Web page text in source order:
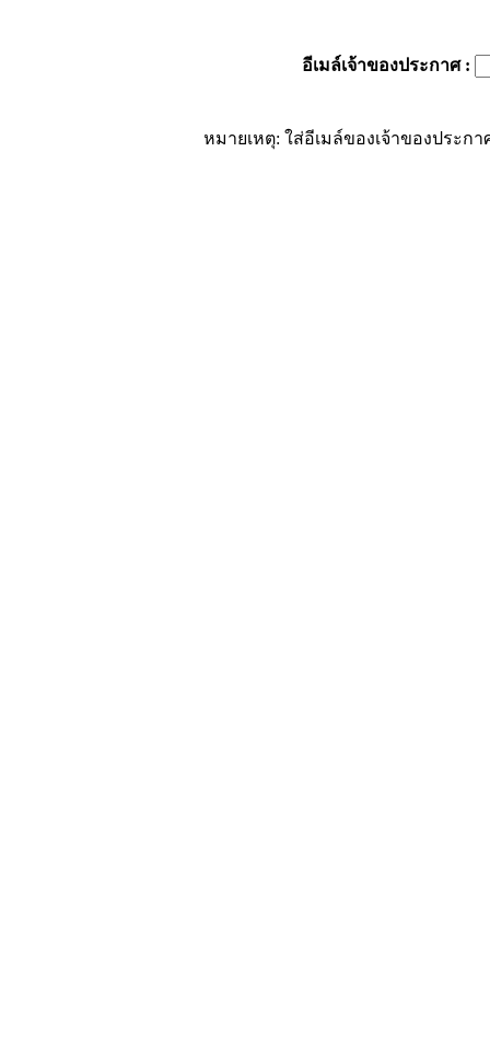
อีเมล์เจ้าของประกาศ:
หมายเหตุ: ใส่อีเมล์ของเจ้าของประก